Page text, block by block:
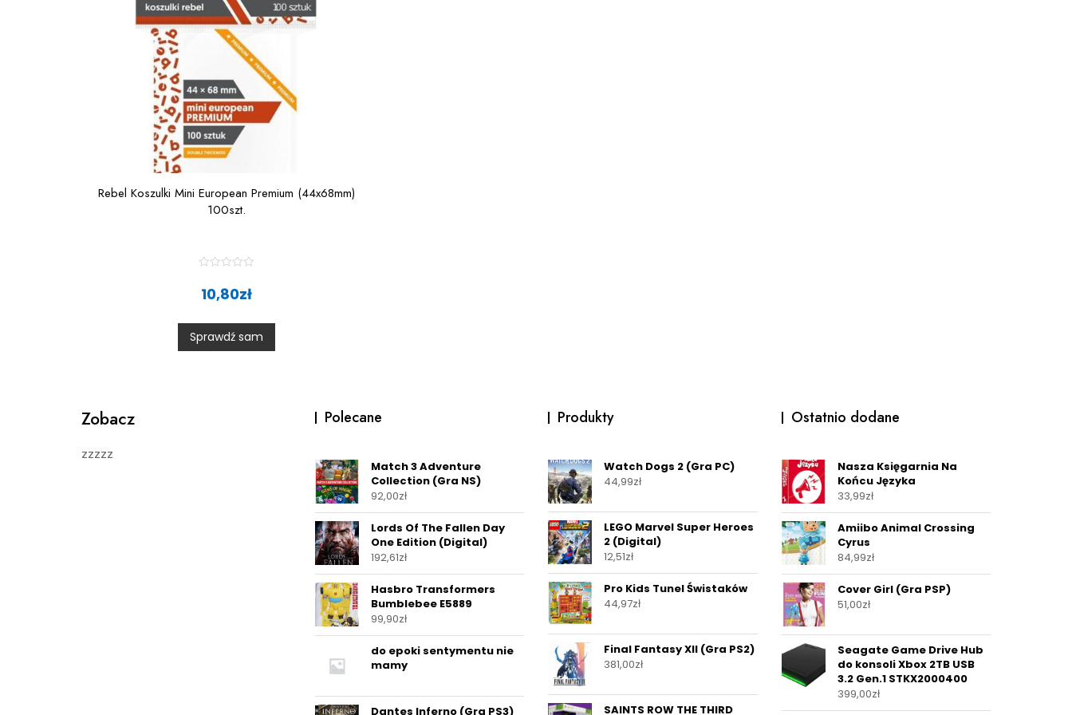
Rebel Koszulki Mini European Premium (44x68mm)
100szt.
0
o
u
t
10,80zł
Sprawdź sam
Zobacz
zzzzz
Polecane
Match 3 Adventure
Collection (Gra NS)
92,00zł
Lords Of The Fallen Day
One Edition (Digital)
192,61zł
Hasbro Transformers
Bumblebee E5889
99,90zł
do epoki sentymentu nie
mamy
Dantes Inferno (Gra PS3)
Produkty
Watch Dogs 2 (Gra PC)
44,99zł
LEGO Marvel Super Heroes
2 (Digital)
12,51zł
Pro Kids Tunel Świstaków
44,97zł
Final Fantasy XII (Gra PS2)
381,00zł
SAINTS ROW THE THIRD
Ostatnio dodane
Nasza Księgarnia Na
Końcu Języka
33,99zł
Amiibo Animal Crossing
Cyrus
84,99zł
Cover Girl (Gra PSP)
51,00zł
Seagate Game Drive Hub
do konsoli Xbox 2TB USB
3.2 Gen.1 STKX2000400
399,00zł